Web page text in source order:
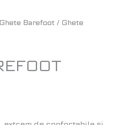
Ghete Barefoot / Ghete